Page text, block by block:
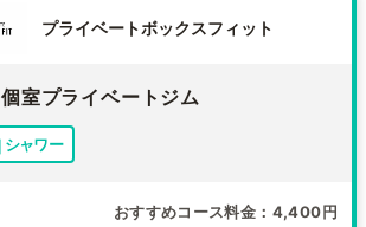
プライベートボックスフィット
個室プライベートジム
シャワー
おすすめコース料金 4,400円